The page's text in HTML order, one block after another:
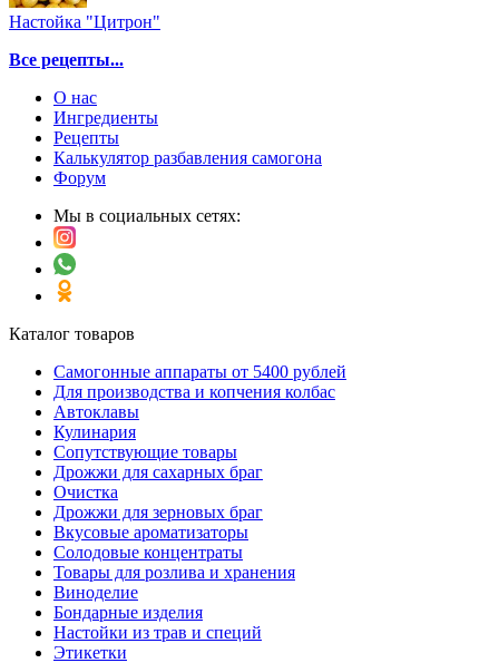
Настойка "Цитрон"
Все рецепты...
О нас
Ингредиенты
Рецепты
Калькулятор разбавления самогона
Форум
Мы в социальных сетях:
Каталог товаров
Самогонные аппараты от 5400 рублей
Для производства и копчения колбас
Автоклавы
Кулинария
Сопутствующие товары
Дрожжи для сахарных браг
Очистка
Дрожжи для зерновых браг
Вкусовые ароматизаторы
Солодовые концентраты
Товары для розлива и хранения
Виноделие
Бондарные изделия
Настойки из трав и специй
Этикетки